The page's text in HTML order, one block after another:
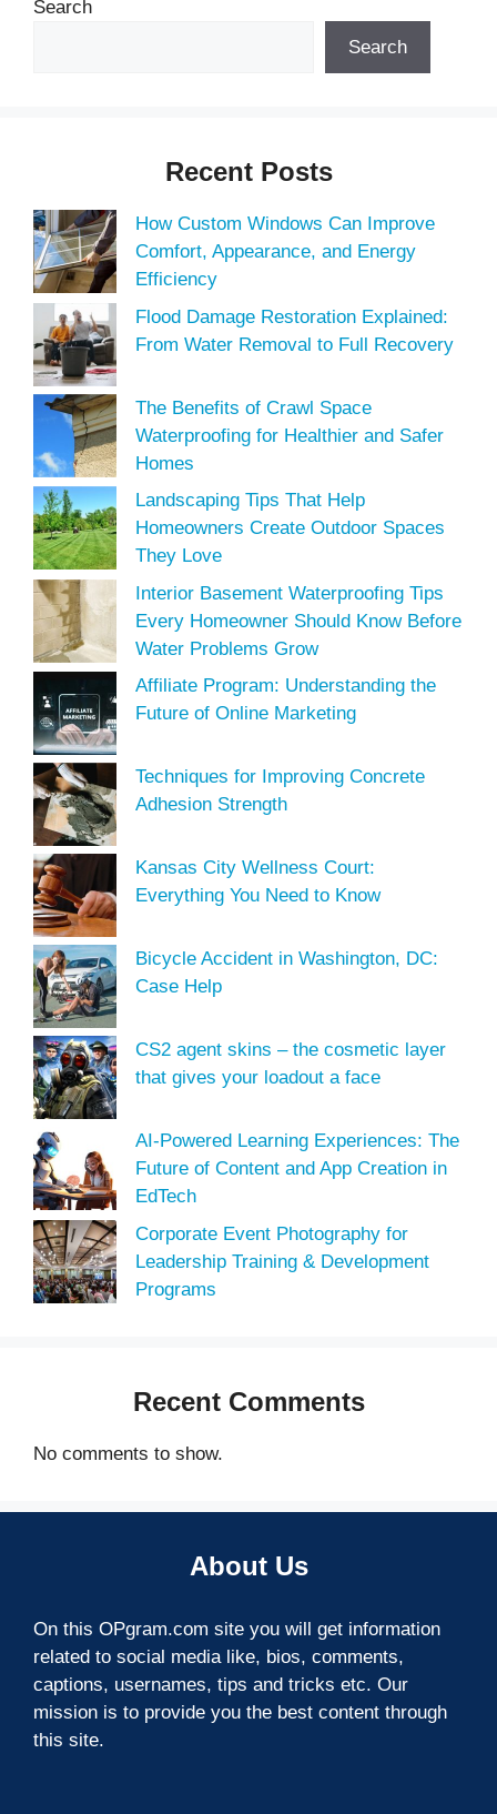
Search
Search
Recent Posts
How Custom Windows Can Improve
Comfort, Appearance, and Energy
Efficiency
Flood Damage Restoration Explained:
From Water Removal to Full Recovery
The Benefits of Crawl Space
Waterproofing for Healthier and Safer
Homes
Landscaping Tips That Help
Homeowners Create Outdoor Spaces
They Love
Interior Basement Waterproofing Tips
Every Homeowner Should Know Before
Water Problems Grow
Affiliate Program: Understanding the
Future of Online Marketing
Techniques for Improving Concrete
Adhesion Strength
Kansas City Wellness Court:
Everything You Need to Know
Bicycle Accident in Washington, DC:
Case Help
CS2 agent skins – the cosmetic layer
that gives your loadout a face
AI-Powered Learning Experiences: The
Future of Content and App Creation in
EdTech
Corporate Event Photography for
Leadership Training & Development
Programs
Recent Comments
No comments to show.
About Us
On this OPgram.com site you will get information
related to social media like, bios, comments,
captions, usernames, tips and tricks etc. Our
mission is to provide you the best content through
this site.